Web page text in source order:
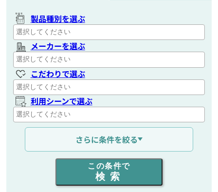
製品種別を選ぶ
メーカーを選ぶ
こだわりで選ぶ
利用シーンで選ぶ
通信距離を選ぶ
出力を選ぶ
同時通話人数を選ぶ
さらに条件を絞る
この条件で
検索